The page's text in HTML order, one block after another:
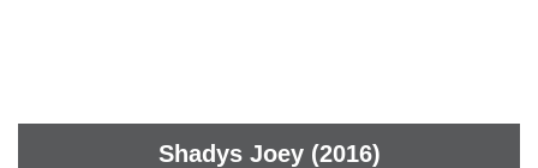
Shadys Joey (2016)